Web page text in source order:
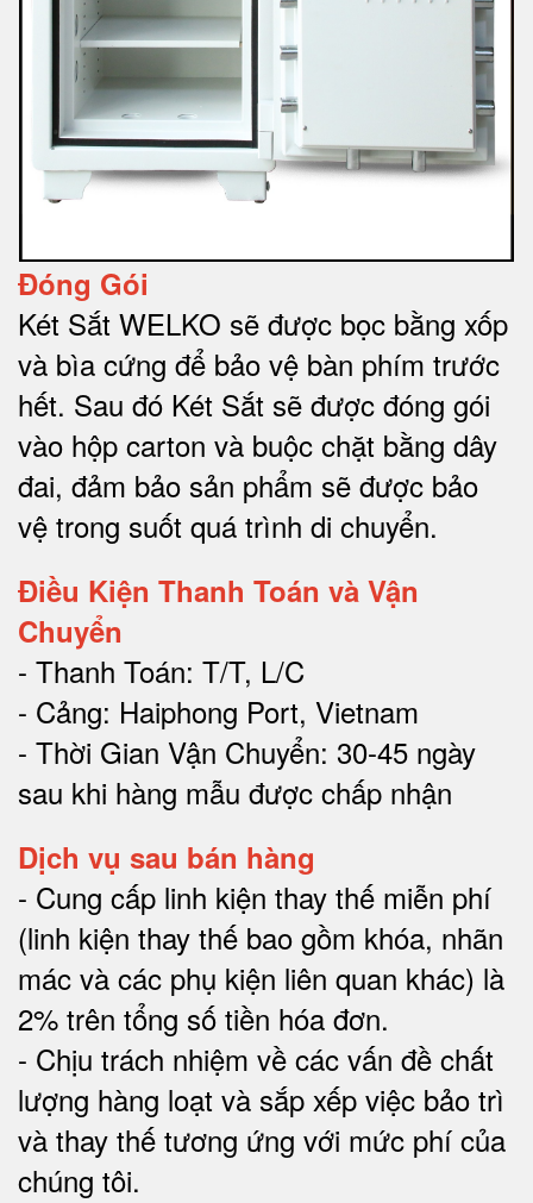
Đóng Gói
Két Sắt WELKO sẽ được bọc bằng xốp
và bìa cứng để bảo vệ bàn phím trước
hết. Sau đó Két Sắt sẽ được đóng gói
vào hộp carton và buộc chặt bằng dây
đai, đảm bảo sản phẩm sẽ được bảo
vệ trong suốt quá trình di chuyển.
Điều Kiện Thanh Toán và Vận
Chuyển
- Thanh Toán: T/T, L/C
- Cảng: Haiphong Port, Vietnam
- Thời Gian Vận Chuyển: 30-45 ngày
sau khi hàng mẫu được chấp nhận
Dịch vụ sau bán hàng
- Cung cấp linh kiện thay thế miễn phí
(linh kiện thay thế bao gồm khóa, nhãn
mác và các phụ kiện liên quan khác) là
2% trên tổng số tiền hóa đơn.
- Chịu trách nhiệm về các vấn đề chất
lượng hàng loạt và sắp xếp việc bảo trì
và thay thế tương ứng với mức phí của
chúng tôi.